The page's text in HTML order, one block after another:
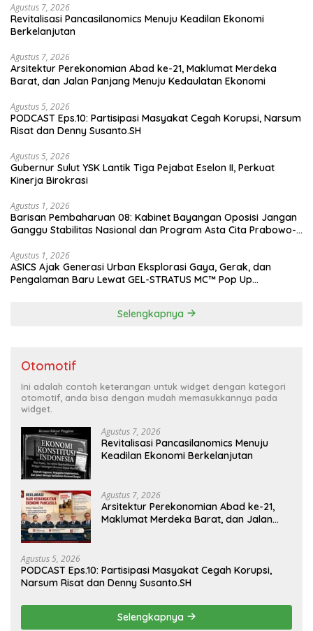
Agustus 7, 2026
Revitalisasi Pancasilanomics Menuju Keadilan Ekonomi
Berkelanjutan
Agustus 7, 2026
Arsitektur Perekonomian Abad ke-21, Maklumat Merdeka
Barat, dan Jalan Panjang Menuju Kedaulatan Ekonomi
Agustus 5, 2026
PODCAST Eps.10: Partisipasi Masyakat Cegah Korupsi, Narsum
Risat dan Denny Susanto.SH
Agustus 5, 2026
Gubernur Sulut YSK Lantik Tiga Pejabat Eselon II, Perkuat
Kinerja Birokrasi
Agustus 1, 2026
Barisan Pembaharuan 08: Kabinet Bayangan Oposisi Jangan
Ganggu Stabilitas Nasional dan Program Asta Cita Prabowo-
Agustus 1, 2026
ASICS Ajak Generasi Urban Eksplorasi Gaya, Gerak, dan
Pengalaman Baru Lewat GEL-STRATUS MC™ Pop Up
Selengkapnya
Otomotif
Ini adalah contoh keterangan untuk widget dengan kategori
otomotif, anda bisa dengan mudah memasukkannya pada
widget.
Agustus 7, 2026
Revitalisasi Pancasilanomics Menuju
Keadilan Ekonomi Berkelanjutan
Agustus 7, 2026
Arsitektur Perekonomian Abad ke-21,
Maklumat Merdeka Barat, dan Jalan
Agustus 5, 2026
PODCAST Eps.10: Partisipasi Masyakat Cegah Korupsi,
Narsum Risat dan Denny Susanto.SH
Selengkapnya